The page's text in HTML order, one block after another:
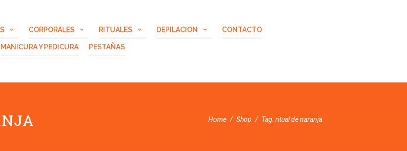
CORPORALES RITUALES DEPILACION CONTACTO
MANICURA Y PEDICURA PESTAÑAS
Home Shop Tag: ritual de naranja